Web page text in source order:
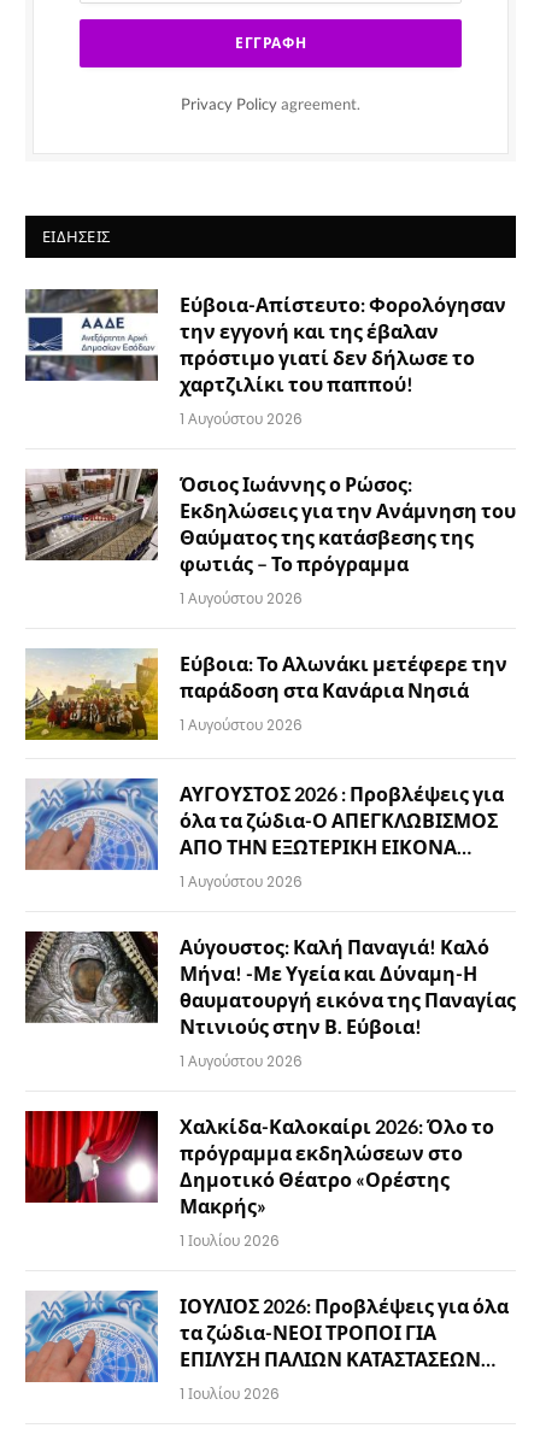
Privacy Policy agreement.
ΕΙΔΉΣΕΙΣ
Εύβοια-Απίστευτο: Φορολόγησαν
την εγγονή και της έβαλαν
πρόστιμο γιατί δεν δήλωσε το
χαρτζιλίκι του παππού!
1 Αυγούστου 2026
Όσιος Ιωάννης ο Ρώσος:
Εκδηλώσεις για την Ανάμνηση του
Θαύματος της κατάσβεσης της
φωτιάς – Το πρόγραμμα
1 Αυγούστου 2026
Εύβοια: Το Αλωνάκι μετέφερε την
παράδοση στα Κανάρια Νησιά
1 Αυγούστου 2026
ΑΥΓΟΥΣΤΟΣ 2026 : Προβλέψεις για
όλα τα ζώδια-Ο ΑΠΕΓΚΛΩΒΙΣΜΟΣ
ΑΠΟ ΤΗΝ ΕΞΩΤΕΡΙΚΗ ΕΙΚΟΝΑ…
1 Αυγούστου 2026
Αύγουστος: Καλή Παναγιά! Καλό
Μήνα! -Με Υγεία και Δύναμη-Η
θαυματουργή εικόνα της Παναγίας
Ντινιούς στην Β. Εύβοια!
1 Αυγούστου 2026
Χαλκίδα-Καλοκαίρι 2026: Όλο το
πρόγραμμα εκδηλώσεων στο
Δημοτικό Θέατρο «Ορέστης
Μακρής»
1 Ιουλίου 2026
ΙΟΥΛΙΟΣ 2026: Προβλέψεις για όλα
τα ζώδια-ΝΕΟΙ ΤΡΟΠΟΙ ΓΙΑ
ΕΠΙΛΥΣΗ ΠΑΛΙΩΝ ΚΑΤΑΣΤΑΣΕΩΝ…
1 Ιουλίου 2026